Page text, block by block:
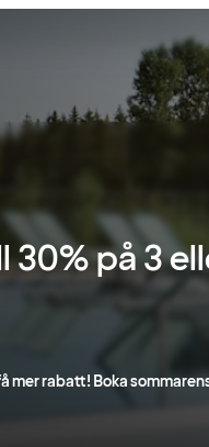
30% på 3
mer rabatt! Boka